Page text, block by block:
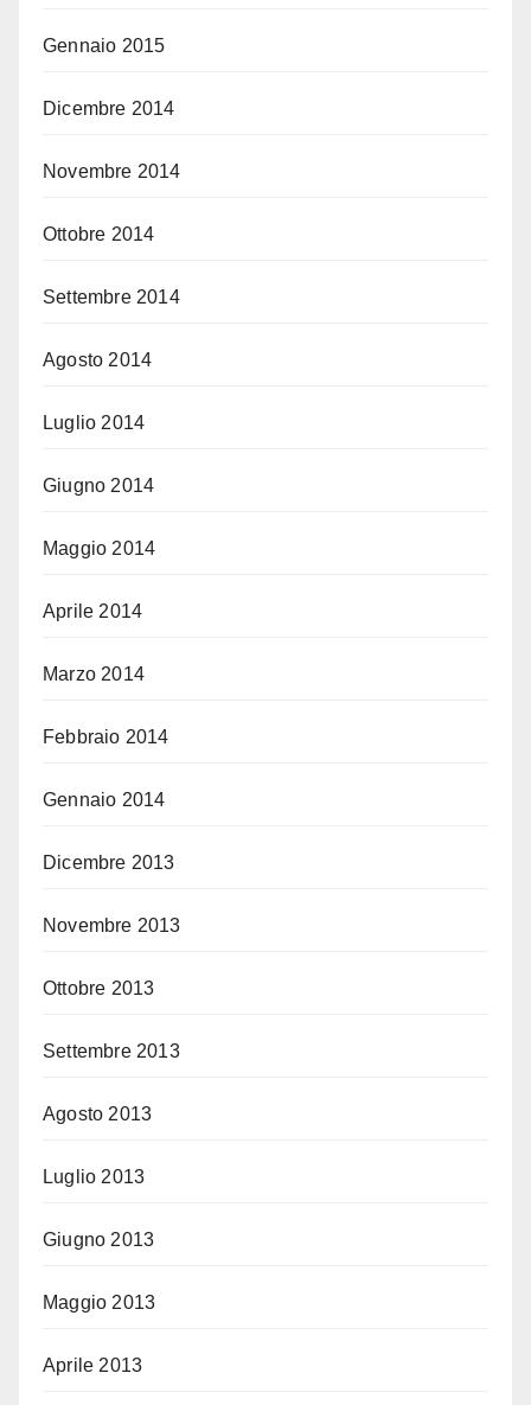
Gennaio 2015
Dicembre 2014
Novembre 2014
Ottobre 2014
Settembre 2014
Agosto 2014
Luglio 2014
Giugno 2014
Maggio 2014
Aprile 2014
Marzo 2014
Febbraio 2014
Gennaio 2014
Dicembre 2013
Novembre 2013
Ottobre 2013
Settembre 2013
Agosto 2013
Luglio 2013
Giugno 2013
Maggio 2013
Aprile 2013